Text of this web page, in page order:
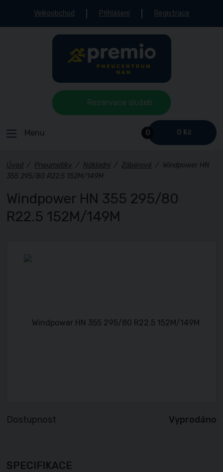
Velkoobchod Přihlášení Registrace
0 0 Kč
Menu
Rezervace služeb
Úvod / Pneumatiky / Nákladní / Záběrové /
Windpower HN
355 295/80 R22.5 152M/149M
Windpower HN 355 295/80
R22.5 152M/149M
Dostupnost Vyprodáno
SPECIFIKACE